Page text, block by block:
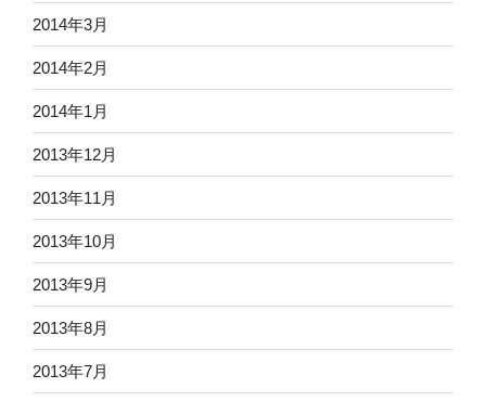
2014年3月
2014年2月
2014年1月
2013年12月
2013年11月
2013年10月
2013年9月
2013年8月
2013年7月